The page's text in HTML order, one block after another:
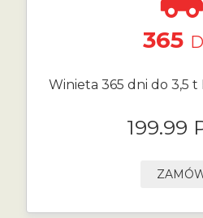
365
Winieta 365 dni do 3,5 t
199.99